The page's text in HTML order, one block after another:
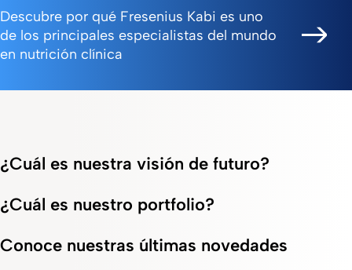
Descubre por qué Fresenius Kabi es uno
de los principales especialistas del mundo
en nutrición clínica
¿Cuál es nuestra visión de futuro?
¿Cuál es nuestro portfolio?
Conoce nuestras últimas novedades